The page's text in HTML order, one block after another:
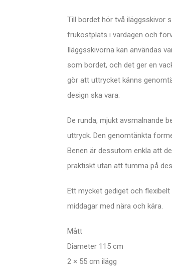
Till bordet hör två iläggsskivor
frukostplats i vardagen och
Iläggsskivorna kan användas
som bordet, och det ger en
gör att uttrycket känns
design ska vara.
De runda, mjukt avsmalnande
uttryck. Den genomtänkta
Benen är dessutom enkla att
praktiskt utan att tumma på
Ett mycket gediget och
middagar med nära och kära.
Mått
Diameter 115 cm
2 × 55 cm ilägg